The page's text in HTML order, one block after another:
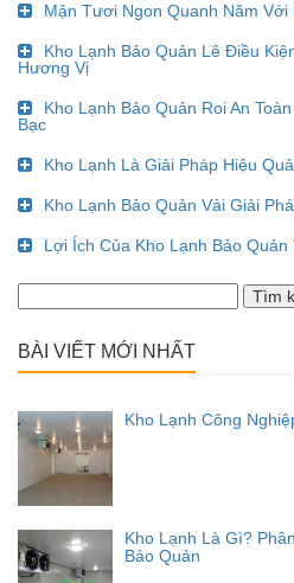
Mận Tươi Ngon Quanh Năm Với
Kho Lạnh Bảo Quản Lê Điều
Hương Vị
Kho Lạnh Bảo Quản Roi An
Bạc
Kho Lạnh Là Giải Pháp Hiệu
Kho Lạnh Bảo Quản Vải Giải
Lợi Ích Của Kho Lạnh Bảo
kiếm
BÀI VIẾT MỚI NHẤT
Kho Lạnh Công
Kho Lạnh Là Gì?
Bảo Quản